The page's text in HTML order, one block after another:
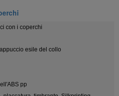
con i coperchi
esile del collo
pp